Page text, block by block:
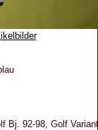
Bj. 92-98, Golf